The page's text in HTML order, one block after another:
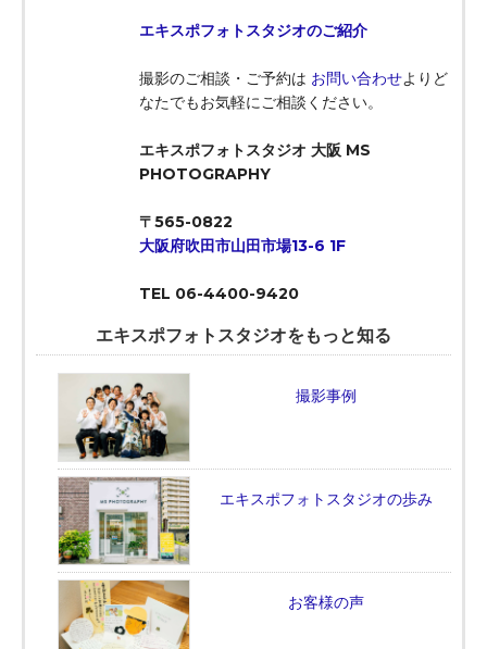
エキスポフォトスタジオのご紹介
撮影のご相談・ご予約は お問い合わせよりど
なたでもお気軽にご相談ください。
エキスポフォトスタジオ 大阪 MS
PHOTOGRAPHY
〒565-0822
大阪府吹田市山田市場13-6 1F
TEL 06-4400-9420
エキスポフォトスタジオをもっと知る
撮影事例
エキスポフォトスタジオの歩み
お客様の声